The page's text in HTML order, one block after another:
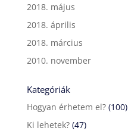
2018. május
2018. április
2018. március
2010. november
Kategóriák
Hogyan érhetem el?(100)
Ki lehetek?(47)